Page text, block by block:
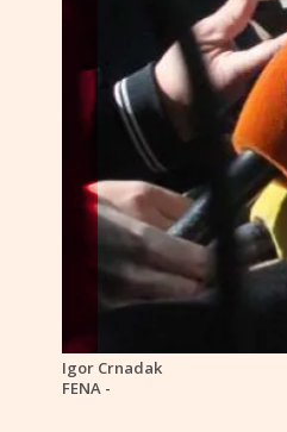
Igor Crnadak
FENA -